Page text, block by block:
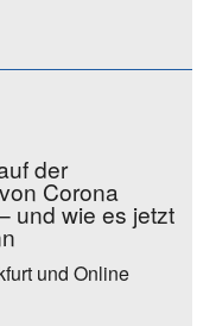
der
Corona
und wie es jetzt
und Online